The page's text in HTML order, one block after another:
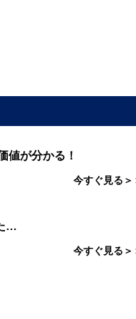
値が分かる！
今すぐ見る＞
…
今すぐ見る＞